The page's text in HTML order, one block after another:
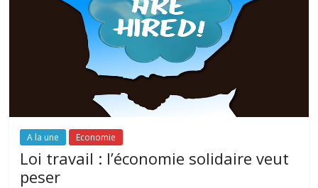
A la une Economie
Loi travail : l’économie solidaire veut
peser